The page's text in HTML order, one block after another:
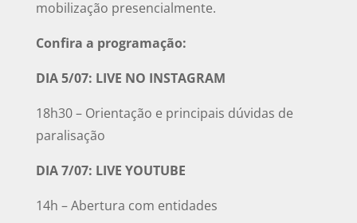
mobilização presencialmente.
Confira a programação:
DIA 5/07: LIVE NO INSTAGRAM
18h30 – Orientação e principais dúvidas de
paralisação
DIA 7/07: LIVE YOUTUBE
14h – Abertura com entidades